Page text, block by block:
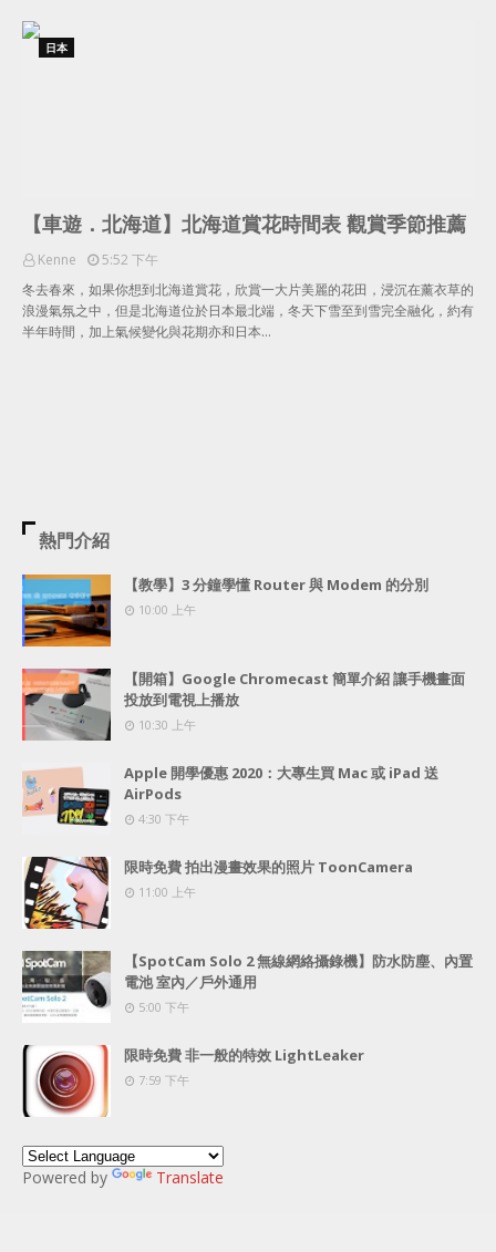
日本
【車遊．北海道】北海道賞花時間表 觀賞季節推薦
Kenne
5:52 下午
冬去春來，如果你想到北海道賞花，欣賞一大片美麗的花田，浸沉在薰衣草的
浪漫氣氛之中，但是北海道位於日本最北端，冬天下雪至到雪完全融化，約有
半年時間，加上氣候變化與花期亦和日本…
熱門介紹
【教學】3 分鐘學懂 Router 與 Modem 的分別
10:00 上午
【開箱】Google Chromecast 簡單介紹 讓手機畫面
投放到電視上播放
10:30 上午
Apple 開學優惠 2020：大專生買 Mac 或 iPad 送
AirPods
4:30 下午
限時免費 拍出漫畫效果的照片 ToonCamera
11:00 上午
【SpotCam Solo 2 無線網絡攝錄機】防水防塵、內置
電池 室內／戶外通用
5:00 下午
限時免費 非一般的特效 LightLeaker
7:59 下午
Powered by Translate